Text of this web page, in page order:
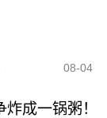
08-04
成一锅粥！